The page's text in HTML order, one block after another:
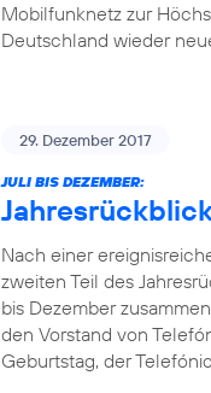
Mobilfunknetz zur
Deutschland wieder
29. Dezember 2017
JULI BIS DEZEMBER:
Nach einer
zweiten Teil des
bis Dezember
den Vorstand von
Geburtstag, der